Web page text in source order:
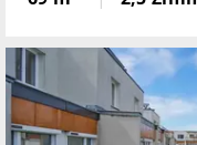
Aufgrund der